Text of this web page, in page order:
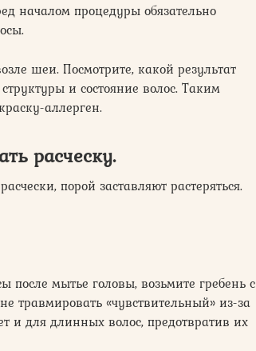
началом процедуры обязательно
шеи. Посмотрите, какой результат
и состояние волос. Таким
аллерген.
расческу.
порой заставляют растеряться.
мытье головы, возьмите гребень с
травмировать «чувствительный» из-за
и для длинных волос, предотвратив их